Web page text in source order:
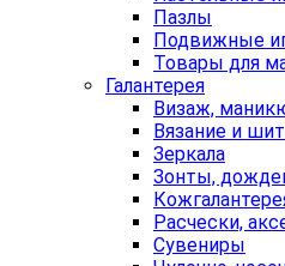
Пазлы
Подвижные
Товары для
Галантерея
Визаж,
Вязание и
Зеркала
Зонты,
Расчески,
Сувениры